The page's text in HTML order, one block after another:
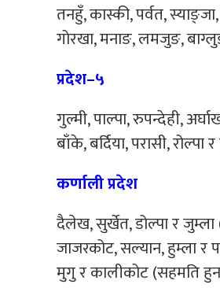
तनहुँ, कास्की, पर्वत,
गोरखा, मनाङ, लमजुङ,
प्रदेश–५
गुल्मी, पाल्पा, रुपन्देही,
बाँके, बर्दिया, परासी,
कर्णाली प्रदेश
दैलेख, सुर्खेत, डोल्पा र जुम्ला
जाजरकोट, सल्यान, हुम्ला र
मुगु र कालीकोट (सहमति